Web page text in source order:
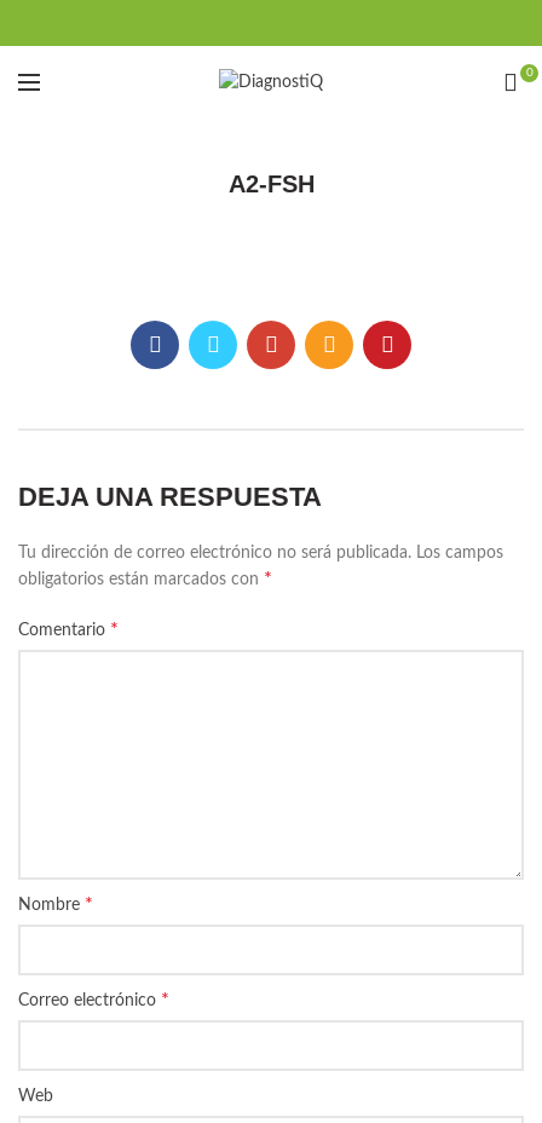
0
A2-FSH
DEJA UNA RESPUESTA
Tu dirección de correo electrónico no será publicada. Los campos
obligatorios están marcados con *
Comentario *
Nombre *
Correo electrónico *
Web